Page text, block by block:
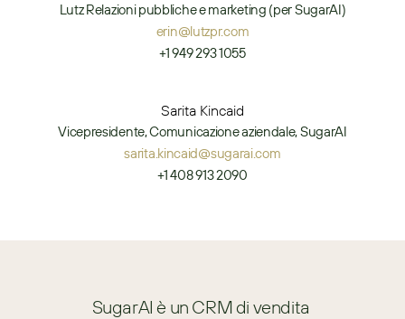
Lutz Relazioni pubbliche e marketing (per SugarAI)
erin@lutzpr.com
+1 949 293 1055
Sarita Kincaid
Vicepresidente, Comunicazione aziendale, SugarAI
sarita.kincaid@sugarai.com
+1 408 913 2090
SugarAI è un CRM di vendita